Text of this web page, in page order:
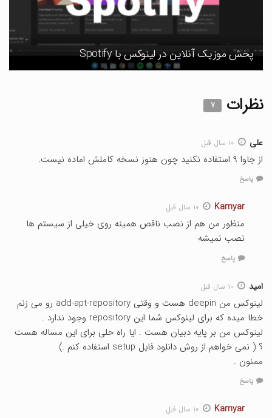
پخش موزیک آنلاین در لینوکس با Spotify
نظرات ۷
علی ۱۰ سال قبل
از جاوا ۹ استفاده نکنید چون هنوز نسخه کاملش اماده نیست.
پاسخ
Kamyar ۱۰ سال قبل
منظور من هم از نصب ناقص همینه روی خیلی از سیستم ها
نصب نمیشه
پاسخ
امید ۱۰ سال قبل
لینوکس من deepin هست و وقتی add-apt-repository رو می زنم
خطا میده که برای لینوکس شما این repository وجود ندارد .
لینوکس من بر پایه دبیان هست . ایا راه حلی برای این مساله هست
؟ ( نمی خواهم از روش دانلود فایل setup استفاده کنم .)
ممنون .
پاسخ
Kamyar ۱۰ سال قبل